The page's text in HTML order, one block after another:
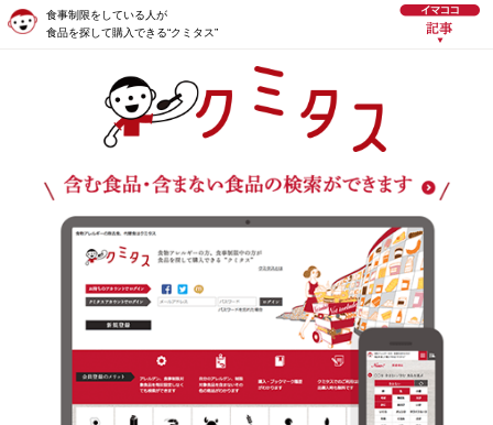
食事制限をしている人が
食品を探して購入できる“クミタス”